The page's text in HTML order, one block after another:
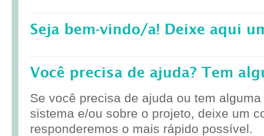
Seja bem-vindo/a! Deixe aqui
Você precisa de ajuda? Tem
Se você precisa de ajuda ou tem
sistema e/ou sobre o projeto, deixe um
responderemos o mais rápido possível.